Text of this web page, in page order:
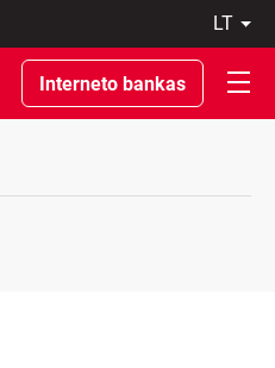
Interneto bankas